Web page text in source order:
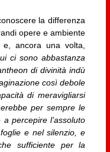
la differenza
opere e ambiente
e, ancora una volta,
ci sono abbastanza
di divinità indù
così debole
di meravigliarsi
per sempre le
percepire l’assoluto
e nel silenzio, e
sufficiente per la